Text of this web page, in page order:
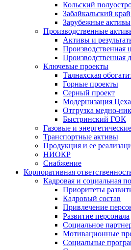
Кольский
Забайкальский край
Зарубежные активы
Производственные
Активы и
Производственная
Производственная
Ключевые проекты
Талнахская
Горные проекты
Серный проект
Модернизация Цеха
Отгрузка медно-
Быстринский ГОК
Газовые и
Транспортные активы
Продукция и ее
НИОКР
Снабжение
Корпоративная
Кадровая и социальная
Приоритеты
Кадровый состав
Привлечение
Развитие персонала
Социальное
Мотивационные
Социальные